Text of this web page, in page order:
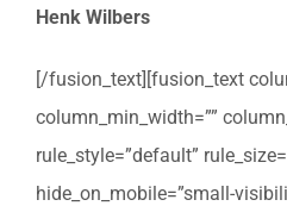
Henk Wilbers
[/fusion_text][fusion_text
column_min_width=””
rule_style=”default”
hide_on_mobile=”small-